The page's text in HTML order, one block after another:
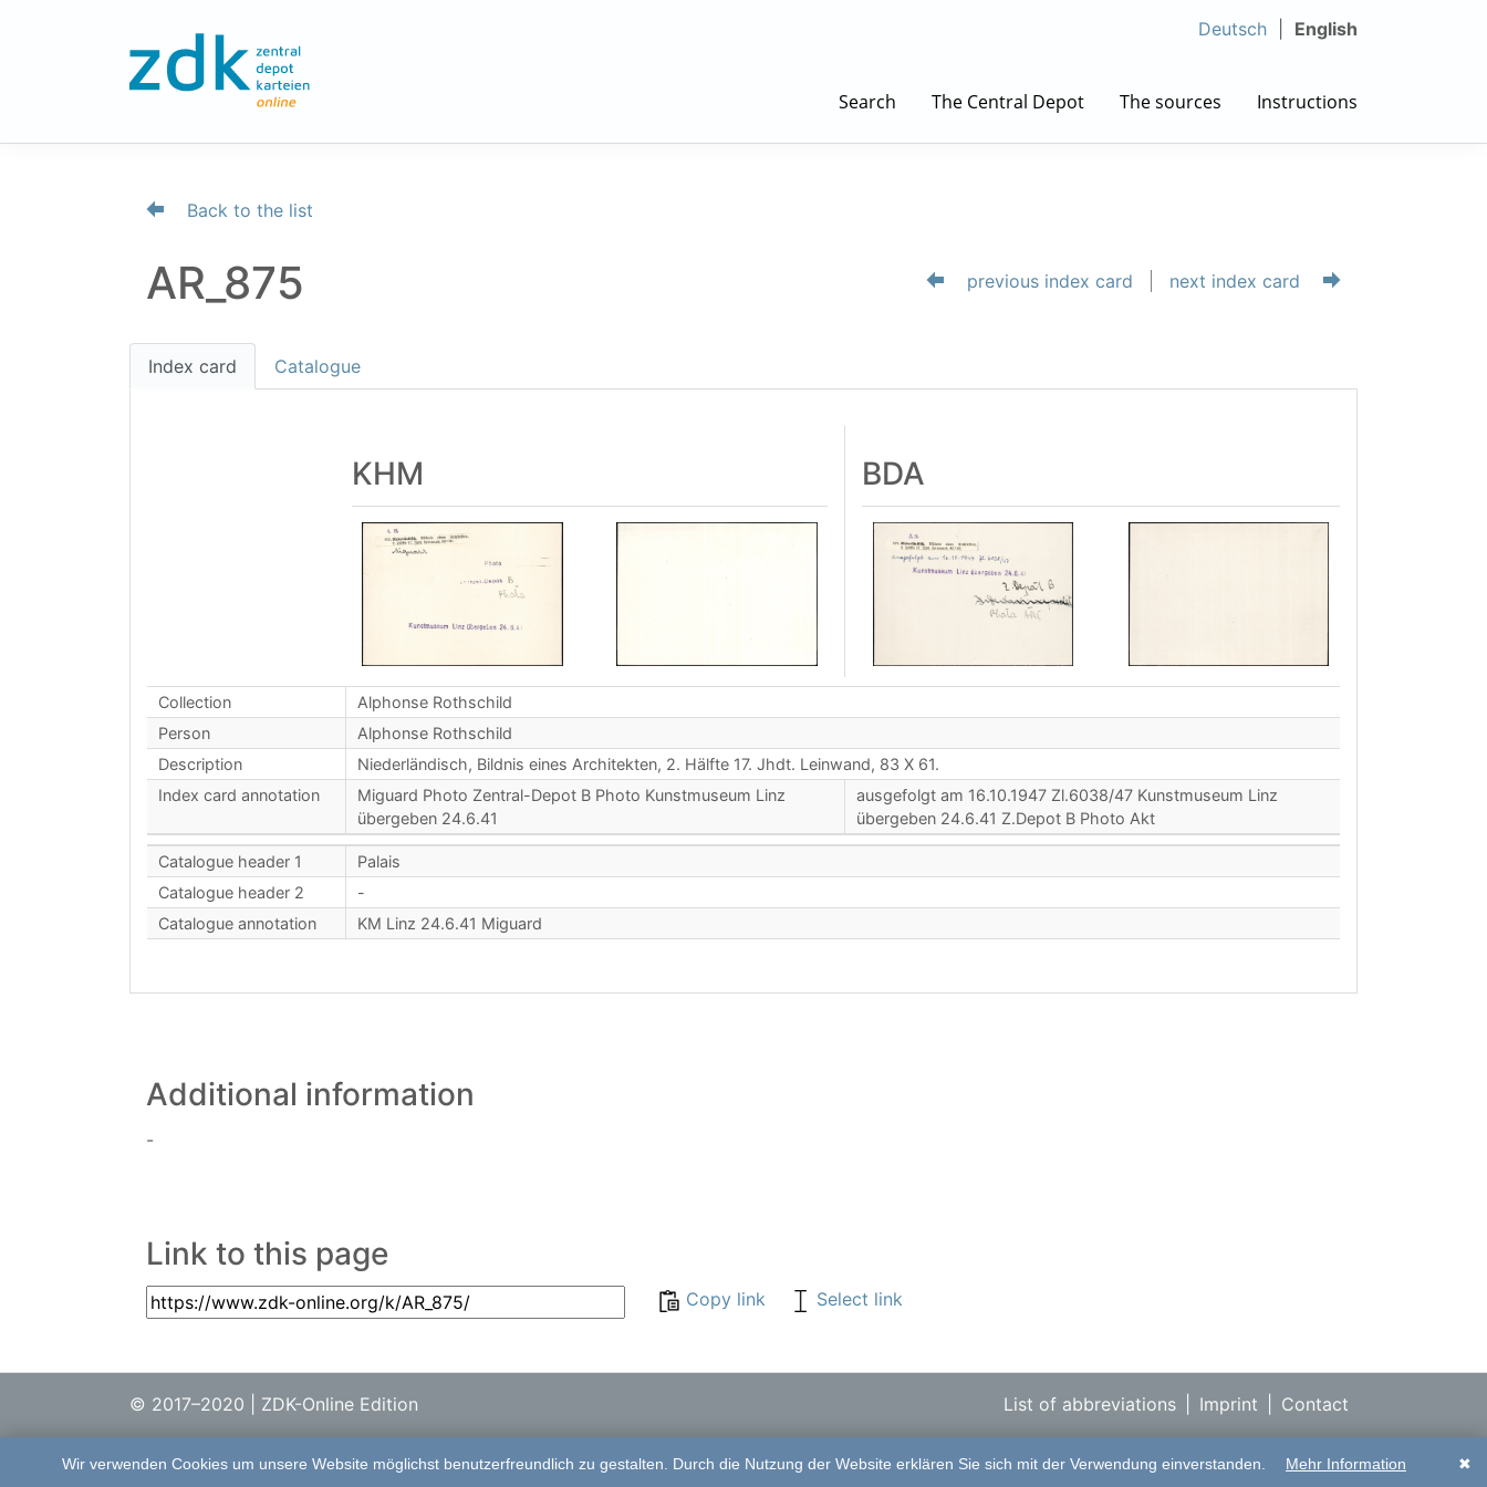
Deutsch English
Search The Central Depot The sources Instructions
Back to the list
AR_875 previous index card next index card
Index card Catalogue
KHM BDA
Collection
Alphonse Rothschild
Person
Alphonse Rothschild
Description
Niederländisch, Bildnis eines Architekten, 2. Hälfte 17. Jhdt. Leinwand, 83 X 61.
Index card annotation
Miguard Photo Zentral-Depot B Photo Kunstmuseum Linz
übergeben 24.6.41
ausgefolgt am 16.10.1947 Zl.6038/47 Kunstmuseum Linz
übergeben 24.6.41 Z.Depot B Photo Akt
Catalogue header 1
Palais
Catalogue header 2
-
Catalogue annotation
KM Linz 24.6.41 Miguard
Additional information
-
Link to this page
Copy link Select link
© 2017–2020 | ZDK-Online Edition List of abbreviations Imprint Contact
✖
Wir verwenden Cookies um unsere Website möglichst benutzerfreundlich zu gestalten. Durch die Nutzung der Website erklären Sie sich mit der Verwendung einverstanden. Mehr Information